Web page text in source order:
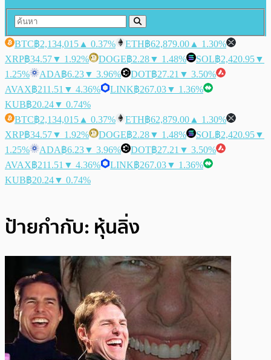
BTC฿2,134,015 ▲ 0.37% ETH฿62,879.00 ▲ 1.30%
XRP฿34.57▼ 1.92% DOGE฿2.28▼ 1.48% SOL฿2,420.95▼
1.25%
ADA฿6.23▼ 3.96% DOT฿27.21 ▼ 3.50%
AVAX฿211.51 ▼ 4.36% LINK฿267.03▼ 1.36%
KUB฿20.24▼ 0.74%
BTC฿2,134,015 ▲ 0.37% ETH฿62,879.00 ▲ 1.30%
XRP฿34.57▼ 1.92% DOGE฿2.28▼ 1.48% SOL฿2,420.95▼
1.25%
ADA฿6.23▼ 3.96% DOT฿27.21 ▼ 3.50%
AVAX฿211.51 ▼ 4.36% LINK฿267.03▼ 1.36%
KUB฿20.24▼ 0.74%
ป้ายกำกับ: หุ้นลิ่ง